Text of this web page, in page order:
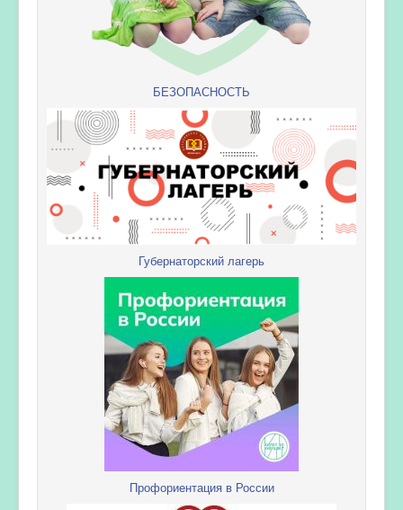
БЕЗОПАСНОСТЬ
Губернаторский лагерь
Профориентация в России